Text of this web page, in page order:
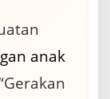
anak